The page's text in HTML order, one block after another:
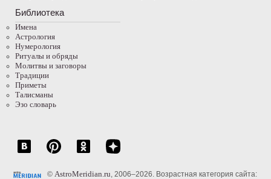
Библиотека
Имена
Астрология
Нумерология
Ритуалы и обряды
Молитвы и заговоры
Традиции
Приметы
Талисманы
Эзо словарь
© AstroMeridian.ru, 2006–2026. Возрастная категория сайта: